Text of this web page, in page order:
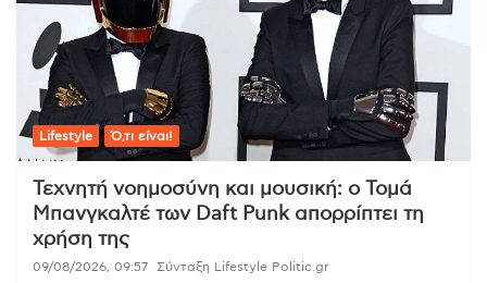
Lifestyle Ό,τι είναι!
Τεχνητή νοημοσύνη και μουσική: ο Τομά
Μπανγκαλτέ των Daft Punk απορρίπτει τη
χρήση της
09/08/2026, 09:57 Σύνταξη Lifestyle Politic.gr